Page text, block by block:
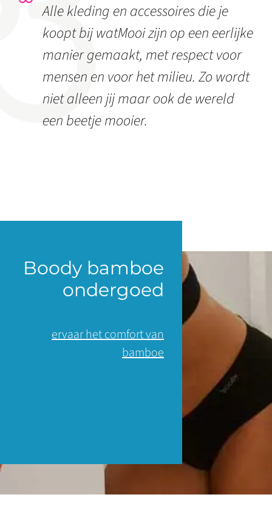
Alle kleding en accessoires die je
koopt bij watMooi zijn op een eerlijke
manier gemaakt, met respect voor
mensen en voor het milieu. Zo wordt
niet alleen jij maar ook de wereld
een beetje mooier.
Boody bamboe
ondergoed
ervaar het comfort van
bamboe